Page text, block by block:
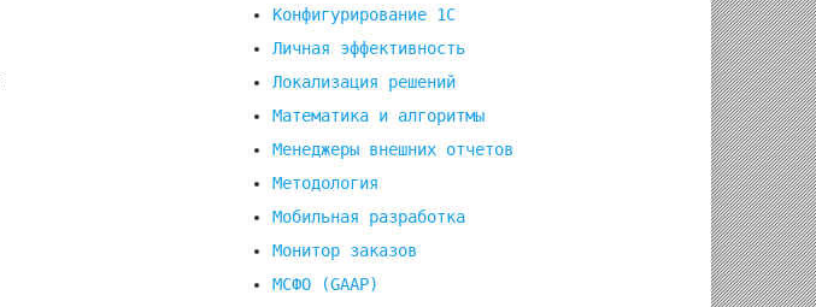
Конфигурирование 1С
Личная эффективность
Локализация решений
Математика и алгоритмы
Менеджеры внешних отчетов
Методология
Мобильная разработка
Монитор заказов
МСФО (GAAP)